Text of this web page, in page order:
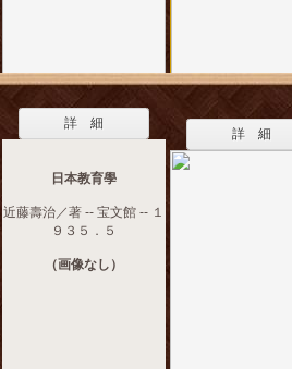
詳 細
日本教育學
近藤壽治／著 -- 宝文館 -- １
９３５．５
（画像なし）
詳 細